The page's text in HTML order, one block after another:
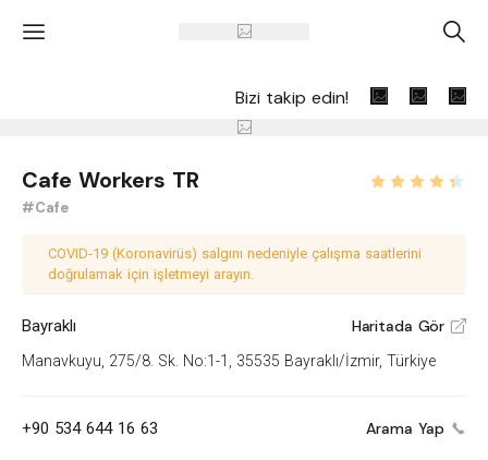
' A
Bizi takip edin!
Cafe Workers TR
#Cafe
COVID-19 (Koronavirüs) salgını nedeniyle çalışma saatlerini
doğrulamak için işletmeyi arayın.
Bayraklı Haritada Gör V
Manavkuyu, 275/8. Sk. No:1-1, 35535 Bayraklı/İzmir, Türkiye
+90 534 644 16 63 Arama Yap